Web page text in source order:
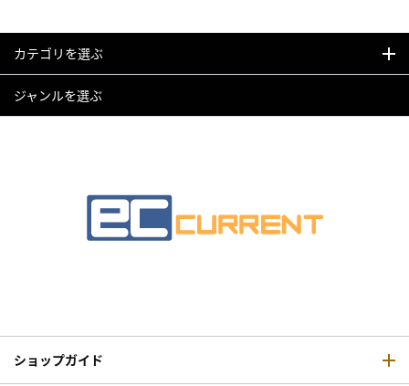
カテゴリを選ぶ
ジャンルを選ぶ
ショップガイド